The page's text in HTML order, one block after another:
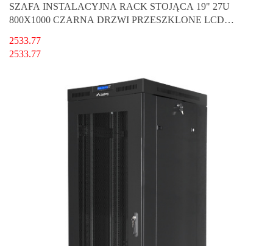
SZAFA INSTALACYJNA RACK STOJĄCA 19" 27U
800X1000 CZARNA DRZWI PRZESZKLONE LCD
2533.77
2533.77